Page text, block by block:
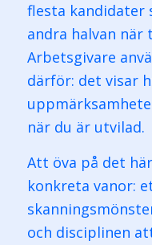
flesta kandidater
andra halvan
Arbetsgivare
därför: det visar
när du är utvilad.
Att öva på det
konkreta vanor:
och disciplinen